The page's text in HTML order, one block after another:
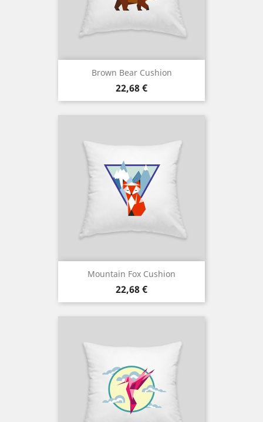
Brown Bear Cushion
Cena
22,68 €
Mountain Fox Cushion
Cena
22,68 €